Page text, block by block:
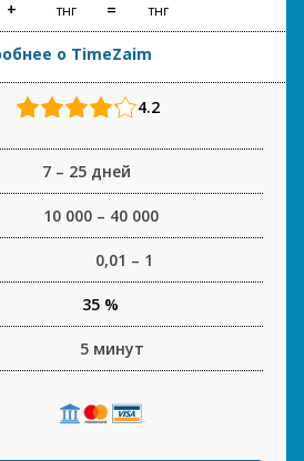
тнг тнг
о TimeZaim
4.2
7 – 25 дней
10 000 – 40 000
0,01 – 1
35 %
5 минут